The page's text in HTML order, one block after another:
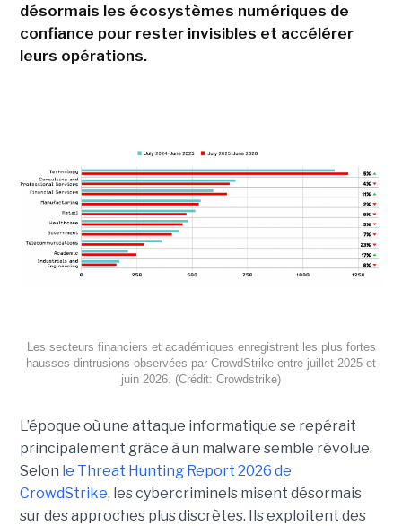
désormais les écosystèmes numériques de
confiance pour rester invisibles et accélérer
leurs opérations.
Les secteurs financiers et académiques enregistrent les plus fortes
hausses dintrusions observées par CrowdStrike entre juillet 2025 et
juin 2026. (Crédit: Crowdstrike)
L’époque où une attaque informatique se repérait
principalement grâce à un malware semble révolue.
Selon le Threat Hunting Report 2026 de
CrowdStrike, les cybercriminels misent désormais
sur des approches plus discrètes. Ils exploitent des